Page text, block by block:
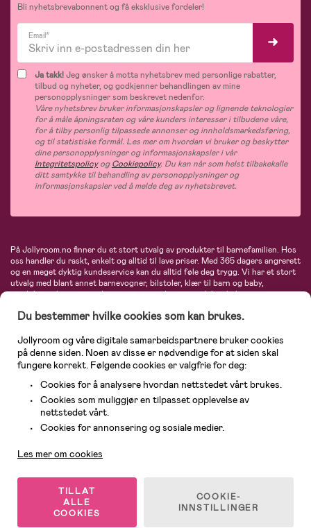
Bli nyhetsbrevabonnent og få eksklusive fordeler!
Email*
Ja takk!Jeg ønsker å motta nyhetsbrev med personlige rabatter,
tilbud og nyheter, og godkjenner behandlingen av mine
personopplysninger som beskrevet nedenfor.
Våre nyhetsbrev bruker informasjonskapsler og lignende teknologier
for å måle åpningsraten og våre kunders interesser i tilbudene våre,
for å tilby personlig tilpassede annonser og innholdsmarkedsføring,
og til statistiske formål. Les mer om hvordan vi bruker og beskytter
dine personopplysninger og informasjonskapsler i vår
IntegritetspolicyogCookiepolicy. Du kan når som helst tilbakekalle
ditt samtykke til behandling av personopplysninger og
informasjonskapsler ved å melde deg av nyhetsbrevet.
På Jollyroom.no finner du et stort utvalg av produkter til barnefamilien. Hos
oss handler du raskt, enkelt og alltid til lave priser. Med 365 dagers angrerett
og en meget dyktig kundeservice kan du alltid føle deg trygg. Vi har et stort
utvalg med blant annet barnevogner, bilstoler, klær til barn og baby,
produkter til mor, mengder av inspirerende interiør, leker, babyustyr og mye
Maxi-Cosi, Baby Jogger, BabyBjörn, Didriksons, KidKraft, Ergobaby, Philips
største nettbutikk for barn og baby!
Du bestemmer hvilke cookies som kan brukes.
Jollyroom og våre digitale samarbeidspartnere bruker cookies
på denne siden. Noen av disse er nødvendige for at siden skal
fungere korrekt. Følgende cookies er valgfrie for deg:
Cookies for å analysere hvordan nettstedet vårt brukes.
Cookies som muliggjør en tilpasset opplevelse av
nettstedet vårt.
Cookies for annonsering og sosiale medier.
Les mer om cookies
TILLAT
ALLE
COOKIES
COOKIE-
INNSTILLINGER